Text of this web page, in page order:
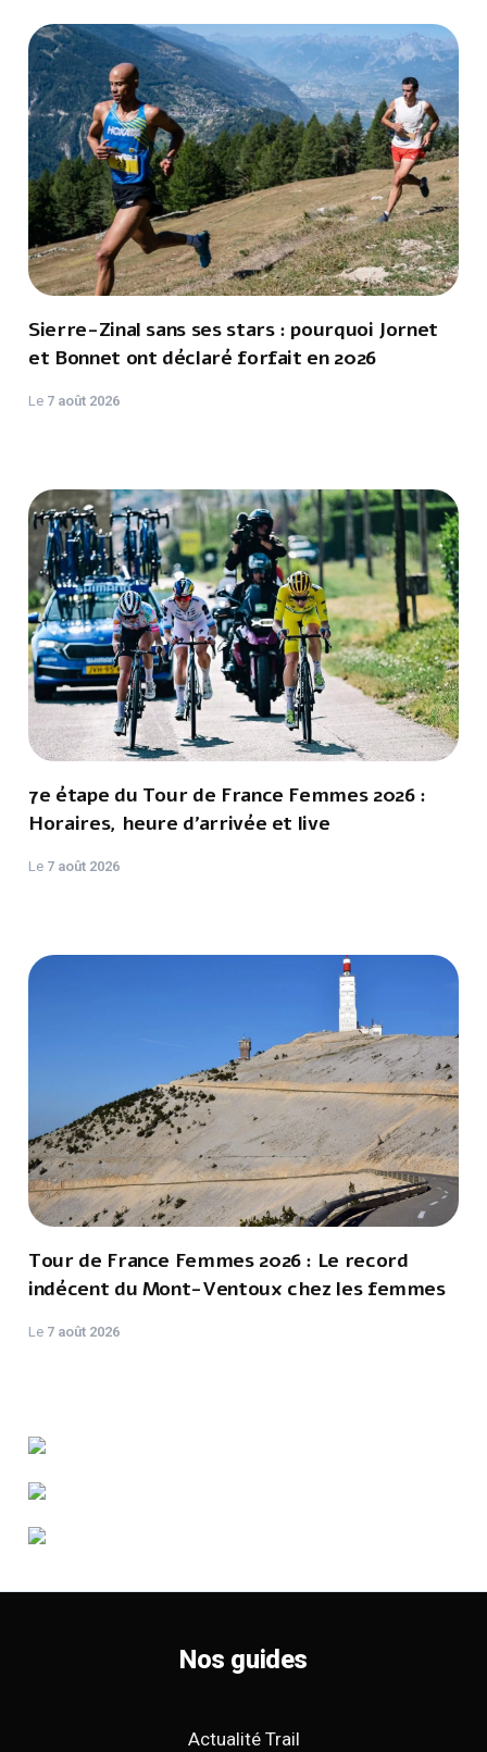
Sierre-Zinal sans ses stars : pourquoi Jornet
et Bonnet ont déclaré forfait en 2026
Le 7 août 2026
7e étape du Tour de France Femmes 2026 :
Horaires, heure d'arrivée et live
Le 7 août 2026
Tour de France Femmes 2026 : Le record
indécent du Mont-Ventoux chez les femmes
Le 7 août 2026
Nos guides
Actualité Trail